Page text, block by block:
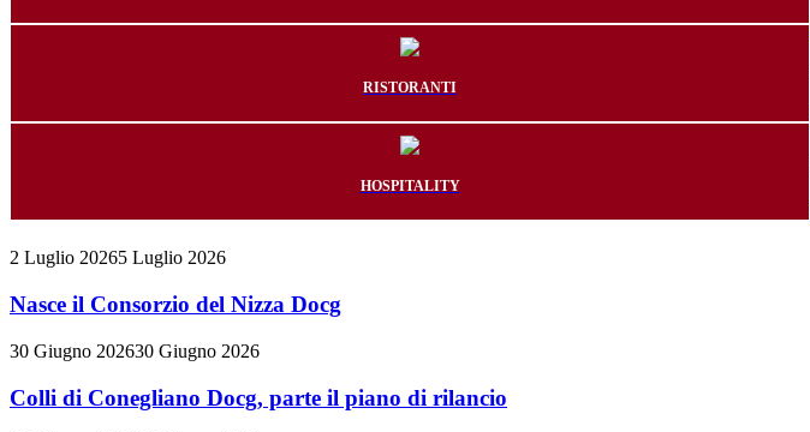
RISTORANTI
HOSPITALITY
2 Luglio 20265 Luglio 2026
Nasce il Consorzio del Nizza Docg
30 Giugno 202630 Giugno 2026
Colli di Conegliano Docg, parte il piano di rilancio